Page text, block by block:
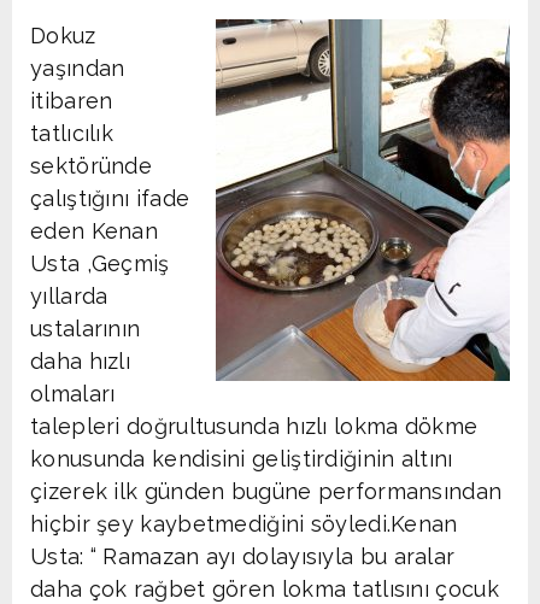
Dokuz
yaşından
itibaren
tatlıcılık
sektöründe
çalıştığını ifade
eden Kenan
Usta ,Geçmiş
yıllarda
ustalarının
daha hızlı
olmaları
talepleri doğrultusunda hızlı lokma dökme
konusunda kendisini geliştirdiğinin altını
çizerek ilk günden bugüne performansından
hiçbir şey kaybetmediğini söyledi.Kenan
Usta: “ Ramazan ayı dolayısıyla bu aralar
daha çok rağbet gören lokma tatlısını çocuk